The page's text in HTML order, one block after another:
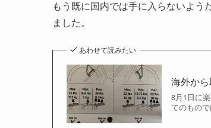
もう既に国内では手に入らないよう
ました。
あわせて読みたい
海外か
8月1日に
てのもの